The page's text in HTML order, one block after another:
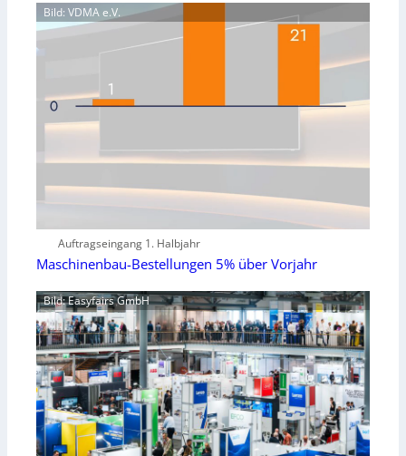
Bild: VDMA e.V.
Auftragseingang 1. Halbjahr
Maschinenbau-Bestellungen 5% über Vorjahr
Bild: Easyfairs GmbH